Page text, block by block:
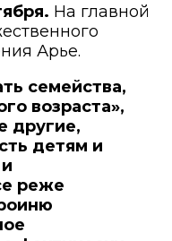
На главной
Арье.
семейства,
возраста»,
другие,
детям и
реже